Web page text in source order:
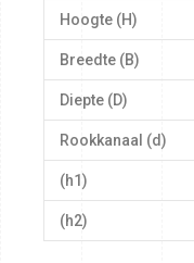
Hoogte (H)
Breedte (B)
Diepte (D)
Rookkanaal (d)
(h1)
(h2)